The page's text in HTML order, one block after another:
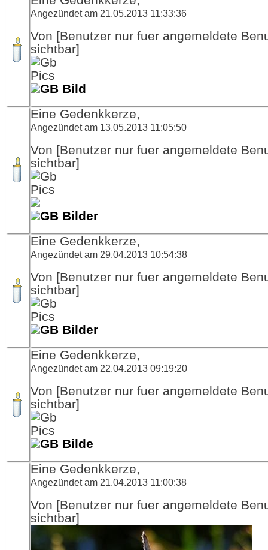
Angezündet am 21.05.2013 11:33:36
Von [Benutzer nur fuer angemeldete
sichtbar]
GB Bild
Eine Gedenkkerze,
Angezündet am 13.05.2013 11:05:50
Von [Benutzer nur fuer angemeldete
sichtbar]
GB Bilder
Eine Gedenkkerze,
Angezündet am 29.04.2013 10:54:38
Von [Benutzer nur fuer angemeldete
sichtbar]
GB Bilder
Eine Gedenkkerze,
Angezündet am 22.04.2013 09:19:20
Von [Benutzer nur fuer angemeldete
sichtbar]
GB Bilde
Eine Gedenkkerze,
Angezündet am 21.04.2013 11:00:38
Von [Benutzer nur fuer angemeldete
sichtbar]